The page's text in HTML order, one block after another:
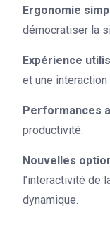
Ergonomie
démocratiser la
Expérience
et une interaction
Performances
productivité.
Nouvelles
l’interactivité de
dynamique.